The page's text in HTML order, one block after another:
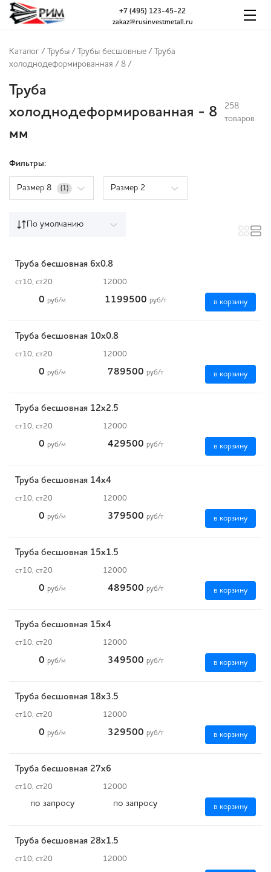
zakaz@rusinvestmetall.ru
+7 (495) 123-45-22
Каталог / Трубы / Трубы бесшовные /
Труба
холоднодеформированная / 8 /
Труба
холоднодеформированная - 8
мм
258
товаров
Фильтры:
Размер 8 (1) Размер 2
По умолчанию
Труба бесшовная 6х0.8
ст10, ст20 12000
0 руб/м 1199500 руб/т в корзину
Труба бесшовная 10х0.8
ст10, ст20 12000
0 руб/м 789500 руб/т в корзину
Труба бесшовная 12х2.5
ст10, ст20 12000
0 руб/м 429500 руб/т в корзину
Труба бесшовная 14х4
ст10, ст20 12000
0 руб/м 379500 руб/т в корзину
Труба бесшовная 15х1.5
ст10, ст20 12000
0 руб/м 489500 руб/т в корзину
Труба бесшовная 15х4
ст10, ст20 12000
0 руб/м 349500 руб/т в корзину
Труба бесшовная 18х3.5
ст10, ст20 12000
0 руб/м 329500 руб/т в корзину
Труба бесшовная 27х6
ст10, ст20 12000
по запросу по запросу в корзину
Труба бесшовная 28х1.5
ст10, ст20 12000